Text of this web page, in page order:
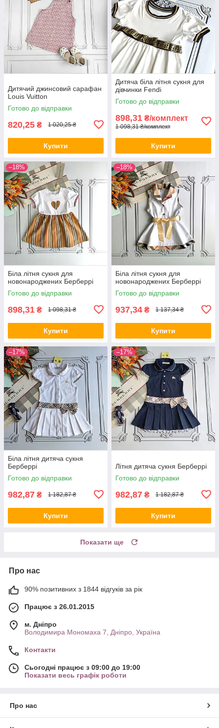
Дитячий джинсовий сарафан
Louis Vuitton
Готово до відправки
820,25 ₴ 1 020,25 ₴
Купити
Дитяча біла літня сукня для
дівчинки Fendi
Готово до відправки
898,31 ₴/комплект
1 098,31 ₴/комплект
Купити
–18%
Біла літня сукня для
новонароджених Берберрі
Готово до відправки
898,31 ₴ 1 098,31 ₴
Купити
–18%
Біла літня сукня для
новонароджених Берберрі
Готово до відправки
937,34 ₴ 1 137,34 ₴
Купити
–17%
Біла літня дитяча сукня
Берберрі
Готово до відправки
982,87 ₴ 1 182,87 ₴
Купити
–17%
Літня дитяча сукня Берберрі
Готово до відправки
982,87 ₴ 1 182,87 ₴
Купити
Показати ще
Про нас
90% позитивних з 1844 відгуків за рік
Працює з 26.01.2015
м. Дніпро
Володимира Мономаха 7, Дніпро, Україна
Контакти
Сьогодні працює з 09:00 до 19:00
Показати весь графік роботи
Про нас